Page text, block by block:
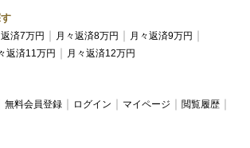
済7万円 月々返済8万円
月々返済9万円
返済11万円 月々返済12万円
無料会員登録 ログイン マイページ
閲覧履歴